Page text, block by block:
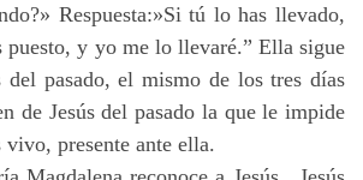
Respuesta:»Si tú lo has llevado,
puesto, y yo me lo llevaré.” Ella sigue
del pasado, el mismo de los tres días
de Jesús del pasado la que le impide
vivo, presente ante ella.